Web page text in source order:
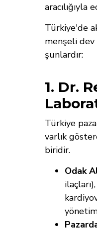
aracılığıyla
Türkiye'de
menşeli
şunlardır:
1. Dr.
Türkiye
varlık
biridir.
Odak